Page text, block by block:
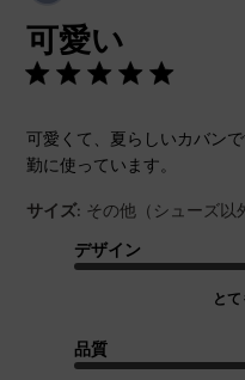
可愛い
可愛くて、夏らしいカバン
勤に使っています。
サイズ: その他（シューズ以
デザイン
と
品質